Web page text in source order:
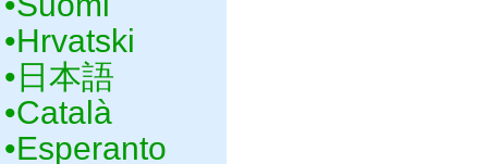
•‎Hrvatski
•‎日本語
•‎Català
•‎Esperanto